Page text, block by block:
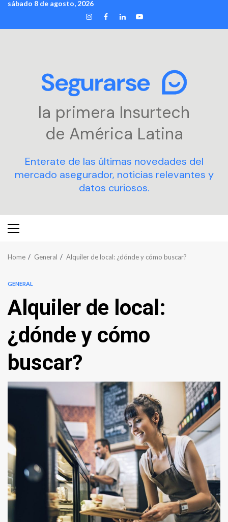
Skip
content
sábado 8 de agosto, 2026
INSTAGRAM
FACEBOOK
LINKEDIN
YOUTUBE
la primera Insurtech
de América Latina
Enterate de las últimas novedades del
mercado asegurador, noticias relevantes y
datos curiosos.
Primary
Home General Alquiler de local: ¿dónde y cómo buscar?
GENERAL
Alquiler de local:
¿dónde y cómo
buscar?